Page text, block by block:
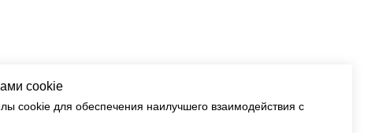
cookie
cookie для обеспечения наилучшего взаимодействия с